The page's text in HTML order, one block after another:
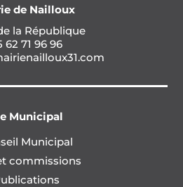
de Nailloux
la République
62 71 96 96
Municipal
Municipal
commissions